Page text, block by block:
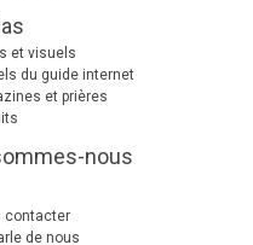
et visuels
du guide internet
et prières
nous
contacter
de nous